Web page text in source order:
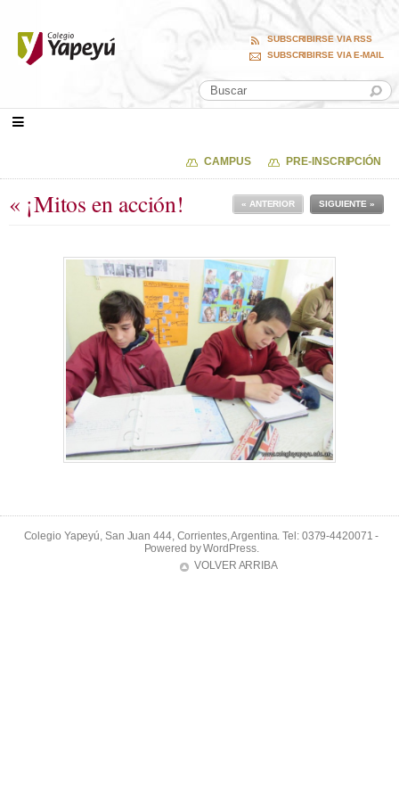
SUBSCRIBIRSE VIA RSS
SUBSCRIBIRSE VIA E-MAIL
CAMPUS PRE-INSCRIPCIÓN
« ¡Mitos en acción! SIGUIENTE »
« ANTERIOR
Colegio Yapeyú, San Juan 444, Corrientes, Argentina. Tel: 0379-4420071 -
Powered byWordPress.
VOLVER ARRIBA